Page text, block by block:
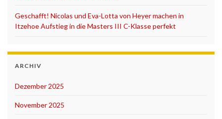
Geschafft! Nicolas und Eva-Lotta von Heyer machen in
Itzehoe Aufstieg in die Masters III C-Klasse perfekt
ARCHIV
Dezember 2025
November 2025